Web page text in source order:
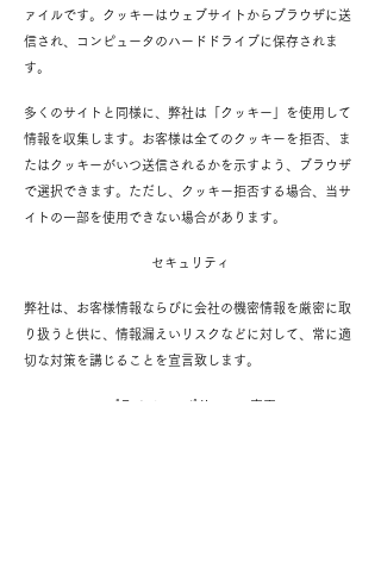
ァイルです。クッキーはウェブサイトからブラウザに送
信され、コンピュータのハードドライブに保存されま
す。
多くのサイトと同様に、弊社は「クッキー」を使用して
情報を収集します。お客様は全てのクッキーを拒否、ま
たはクッキーがいつ送信されるかを示すよう、ブラウザ
で選択できます。ただし、クッキー拒否する場合、当サ
イトの一部を使用できない場合があります。
セキュリティ
弊社は、お客様情報ならびに会社の機密情報を厳密に取
り扱うと供に、情報漏えいリスクなどに対して、常に適
切な対策を講じることを宣言致します。
プライバシーポリシーの変更